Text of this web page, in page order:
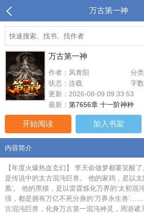
万古第一神
万古第一神
作者：风青阳
分
状态：连载
字
更新：2026-08-09 09:33:53
最新： 第7656章 十一阶神种
开始阅读 加入书架
内容简介
【年度火爆热血玄幻】 李天命做梦都要笑醒
是传说中的太古混沌巨兽。 他的家鸡，是以太
凰’。 他的黑猫，是以雷霆炼化万界的‘太初混
强，都是拥有万亿不死分身的‘万界永生兽
古混沌巨兽，化身万古第一混沌神灵，周游诸